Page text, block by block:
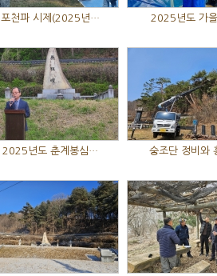
포천파 시제(2025년… 2025년도 가
2025년도 춘계봉심… 숭조단 정비와